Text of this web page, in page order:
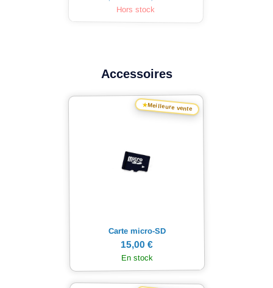
Hors stock
Accessoires
★Meilleure vente
Carte micro-SD
15,00 €
En stock